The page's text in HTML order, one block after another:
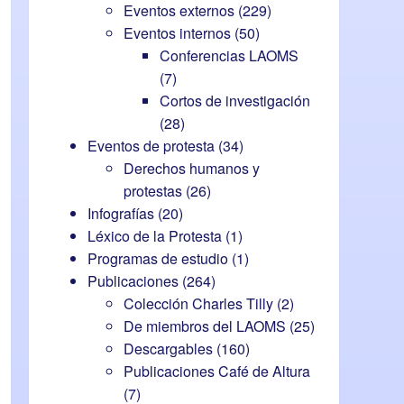
Eventos externos (229)
Eventos internos (50)
Conferencias LAOMS
(7)
Cortos de investigación
(28)
Eventos de protesta (34)
Derechos humanos y
protestas (26)
Infografías (20)
Léxico de la Protesta (1)
Programas de estudio (1)
Publicaciones (264)
Colección Charles Tilly (2)
De miembros del LAOMS (25)
Descargables (160)
Publicaciones Café de Altura
(7)